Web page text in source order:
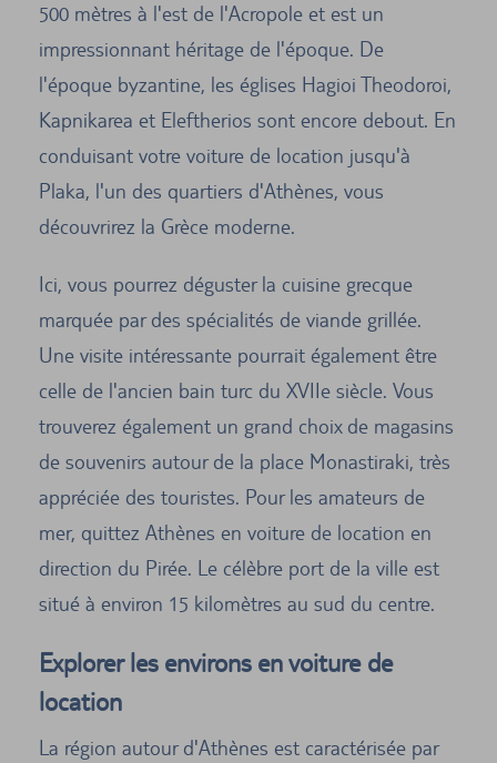
500 mètres à l'est de l'Acropole et est un
impressionnant héritage de l'époque. De
l'époque byzantine, les églises Hagioi Theodoroi,
Kapnikarea et Eleftherios sont encore debout. En
conduisant votre voiture de location jusqu'à
Plaka, l'un des quartiers d'Athènes, vous
découvrirez la Grèce moderne.
Ici, vous pourrez déguster la cuisine grecque
marquée par des spécialités de viande grillée.
Une visite intéressante pourrait également être
celle de l'ancien bain turc du XVIIe siècle. Vous
trouverez également un grand choix de magasins
de souvenirs autour de la place Monastiraki, très
appréciée des touristes. Pour les amateurs de
mer, quittez Athènes en voiture de location en
direction du Pirée. Le célèbre port de la ville est
situé à environ 15 kilomètres au sud du centre.
Explorer les environs en voiture de
location
La région autour d'Athènes est caractérisée par